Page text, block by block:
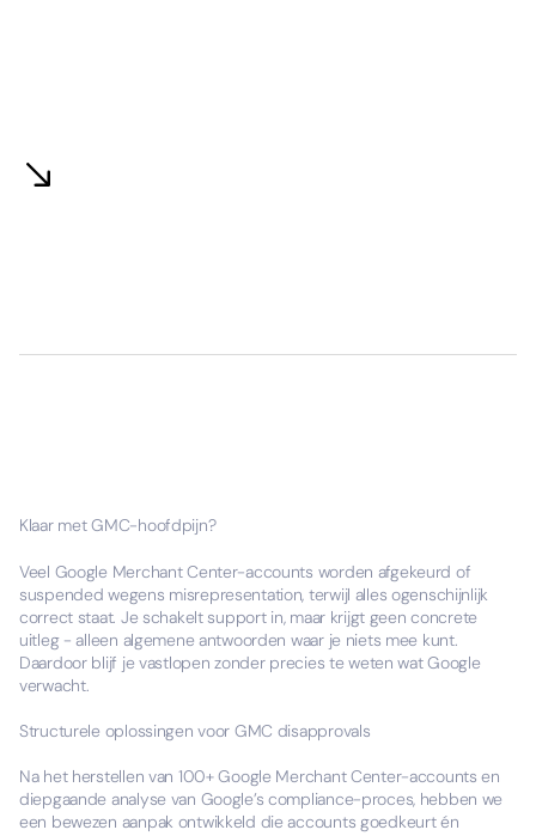
Klaar met GMC-hoofdpijn?
Veel Google Merchant Center-accounts worden afgekeurd of
suspended wegens misrepresentation, terwijl alles ogenschijnlijk
correct staat. Je schakelt support in, maar krijgt geen concrete
uitleg - alleen algemene antwoorden waar je niets mee kunt.
Daardoor blijf je vastlopen zonder precies te weten wat Google
verwacht.
Structurele oplossingen voor GMC disapprovals
Na het herstellen van 100+ Google Merchant Center-accounts en
diepgaande analyse van Google’s compliance-proces, hebben we
een bewezen aanpak ontwikkeld die accounts goedkeurt én